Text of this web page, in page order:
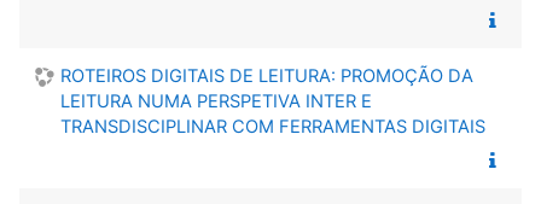
ROTEIROS DIGITAIS DE LEITURA: PROMOÇÃO DA
LEITURA NUMA PERSPETIVA INTER E
TRANSDISCIPLINAR COM FERRAMENTAS DIGITAIS